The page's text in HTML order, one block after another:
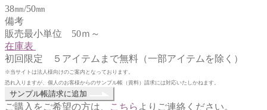
38㎜/50㎜
備考
販売最小単位 50ｍ～
在庫表
初回限定 ５アイテムまで無料（一部アイテムを除く）
※当サイトは法人様向けのご案内となっております。
恐れ入りますが、個人のお客様からのサンプル帳（資料）請求には対応いたしかねます。
ハ
ッ
サンプル帳請求に追加
ご購入をご希望の方は、 こちら よりご連絡ください。